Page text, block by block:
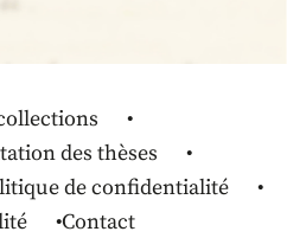
des thèses
de confidentialité
Contact